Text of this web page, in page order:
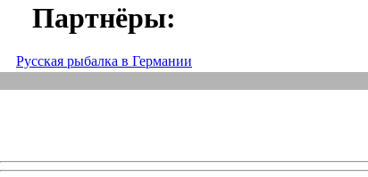
Партнёры:
Русская рыбалка в Германии